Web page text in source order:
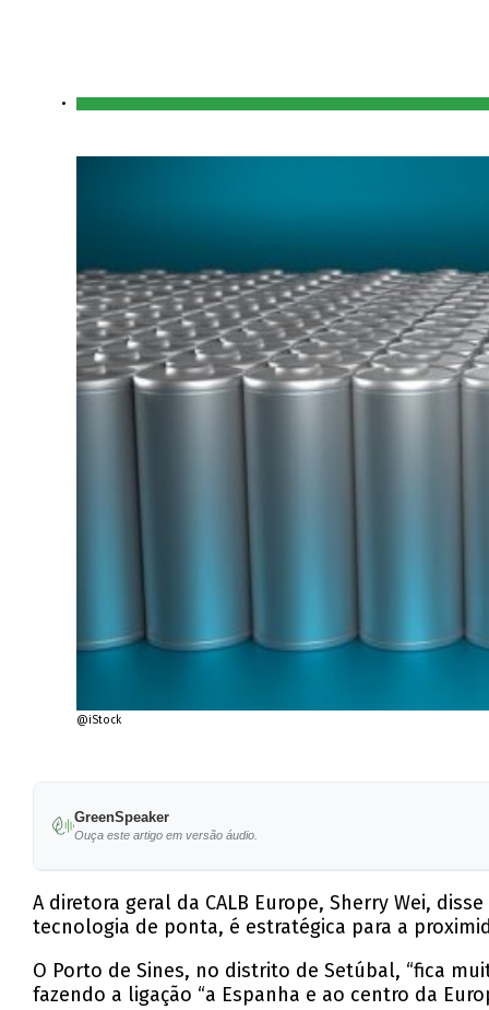
@iStock
GreenSpeaker
Ouça este artigo em versão áudio.
A diretora geral da CALB Europe, Sherry Wei,
tecnologia de ponta, é estratégica para a
O Porto de Sines, no distrito de Setúbal, “fica
fazendo a ligação “a Espanha e ao centro da